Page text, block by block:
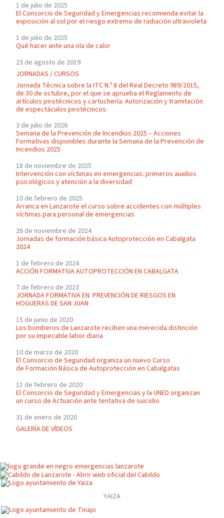
1 de julio de 2025
El Consorcio de Seguridad y Emergencias recomienda evitar la
exposición al sol por el riesgo extremo de radiación ultravioleta
1 de julio de 2025
Qué hacer ante una ola de calor
23 de agosto de 2019
JORNADAS / CURSOS
Jornada Técnica sobre la ITC N.º 8 del Real Decreto 989/2015,
de 30 de octubre, por el que se aprueba el Reglamento de
artículos pirotécnicos y cartuchería. Autorización y tramitación
de espectáculos pirotécnicos.
3 de julio de 2026
Semana de la Prevención de Incendios 2025 – Acciones
Formativas disponibles durante la Semana de la Prevención de
Incendios 2025
18 de noviembre de 2025
Intervención con víctimas en emergencias: primeros auxilios
psicológicos y atención a la diversidad
10 de febrero de 2025
Arranca en Lanzarote el curso sobre accidentes con múltiples
víctimas para personal de emergencias
26 de noviembre de 2024
Jornadas de formación básica Autoprotección en Cabalgata
2024
1 de febrero de 2024
ACCIÓN FORMATIVA AUTOPROTECCIÓN EN CABALGATA
7 de febrero de 2023
JORNADA FORMATIVA EN PREVENCIÓN DE RIESGOS EN
HOGUERAS DE SAN JUAN
15 de junio de 2020
Los bomberos de Lanzarote reciben una merecida distinción
por su impecable labor diaria
10 de marzo de 2020
El Consorcio de Seguridad organiza un nuevo Curso
de Formación Básica de Autoprotección en Cabalgatas
11 de febrero de 2020
El Consorcio de Seguridad y Emergencias y la UNED organizan
un curso de Actuación ante tentativa de suicidio
31 de enero de 2020
GALERÍA DE VÍDEOS
YAIZA